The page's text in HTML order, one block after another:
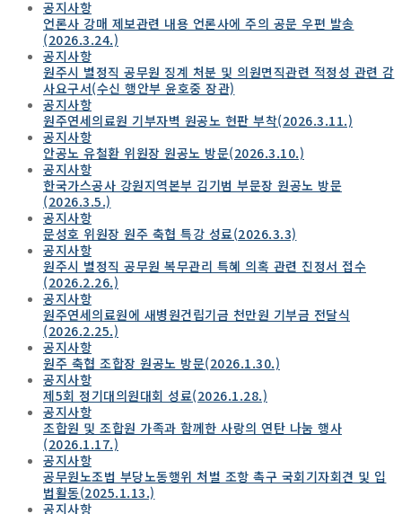
공지사항
언론사 강매 제보관련 내용 언론사에 주의 공문 우편 발송
(2026.3.24.)
공지사항
원주시 별정직 공무원 징계 처분 및 의원면직관련 적정성 관련 감
사요구서(수신 행안부 윤호중 장관)
공지사항
원주연세의료원 기부자벽 원공노 현판 부착(2026.3.11.)
공지사항
안공노 유철환 위원장 원공노 방문(2026.3.10.)
공지사항
한국가스공사 강원지역본부 김기범 부문장 원공노 방문
(2026.3.5.)
공지사항
문성호 위원장 원주 축협 특강 성료(2026.3.3)
공지사항
원주시 별정직 공무원 복무관리 특혜 의혹 관련 진정서 접수
(2026.2.26.)
공지사항
원주연세의료원에 새병원건립기금 천만원 기부금 전달식
(2026.2.25.)
공지사항
원주 축협 조합장 원공노 방문(2026.1.30.)
공지사항
제5회 정기대의원대회 성료(2026.1.28.)
공지사항
조합원 및 조합원 가족과 함께한 사랑의 연탄 나눔 행사
(2026.1.17.)
공지사항
공무원노조법 부당노동행위 처벌 조항 촉구 국회기자회견 및 입
법활동(2025.1.13.)
공지사항